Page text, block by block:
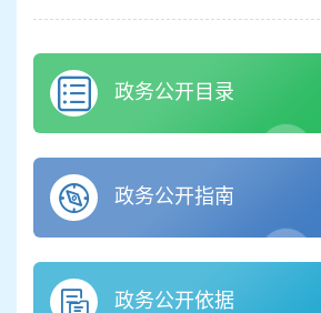
政务公开目录
政务公开指南
政务公开依据